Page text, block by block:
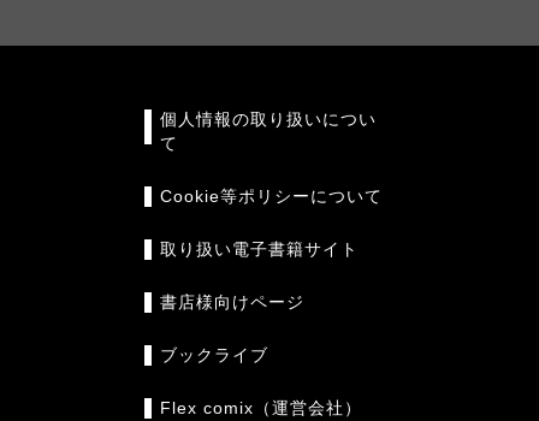
個人情報の取り扱いについ
て
Cookie等ポリシーについて
取り扱い電子書籍サイト
書店様向けページ
ブックライブ
Flex comix（運営会社）